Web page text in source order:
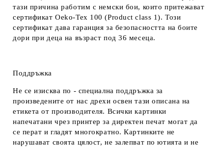
тази причина работим с немски бои, които притежават
сертификат Oeko-Tex 100 (Product class 1). Този
сертификат дава гаранция за безопасността на боите
дори при деца на възраст под 36 месеца.
Поддръжка
Не се изисква по - специална поддръжка за
произведените от нас дрехи освен тази описана на
етикета от производителя. Всички картинки
напечатани чрез принтер за директен печат могат да
се перат и гладят многократно. Картинките не
нарушават своята цялост, не залепват по ютията и не